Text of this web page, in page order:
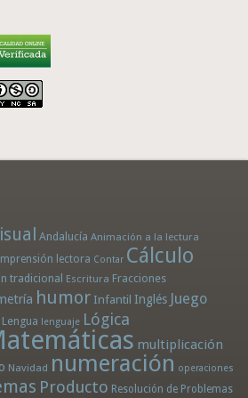
Andalucía Animación a la lectura
lectora Contar Cálculo
tradicional Escritura Fracciones
humor Infantil Inglés Juego
Lengua lenguaje Lógica
multiplicación
Navidad numeración operaciones
Producto Resolución de Problemas